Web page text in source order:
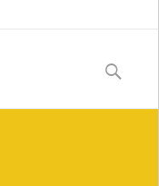
content
Ricerca
per: